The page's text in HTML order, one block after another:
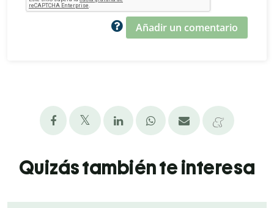
Añadir un comentario
Quizás también te interesa